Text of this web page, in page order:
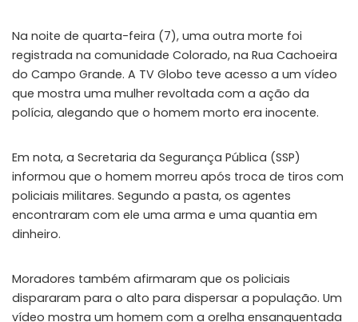
Na noite de quarta-feira (7), uma outra morte foi
registrada na comunidade Colorado, na Rua Cachoeira
do Campo Grande. A TV Globo teve acesso a um vídeo
que mostra uma mulher revoltada com a ação da
polícia, alegando que o homem morto era inocente.
Em nota, a Secretaria da Segurança Pública (SSP)
informou que o homem morreu após troca de tiros com
policiais militares. Segundo a pasta, os agentes
encontraram com ele uma arma e uma quantia em
dinheiro.
Moradores também afirmaram que os policiais
dispararam para o alto para dispersar a população. Um
vídeo mostra um homem com a orelha ensanguentada